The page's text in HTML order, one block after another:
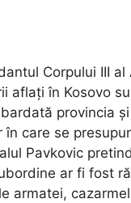
Corpului III
aflați în Kosovo
provincia
în care se
Pavkovic
ar fi fost
armatei,